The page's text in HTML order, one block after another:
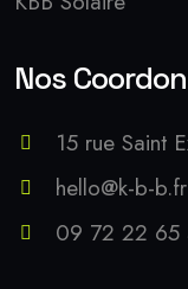
Nos
15 rue Saint
hello@k-b-b.fr
09 72 22 65